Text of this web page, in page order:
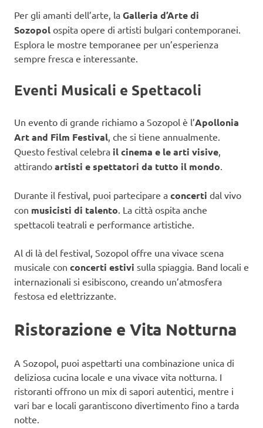
Per gli amanti dell’arte, la Galleria d’Arte di
Sozopol ospita opere di artisti bulgari contemporanei.
Esplora le mostre temporanee per un’esperienza
sempre fresca e interessante.
Eventi Musicali e Spettacoli
Un evento di grande richiamo a Sozopol è l’Apollonia
Art and Film Festival , che si tiene annualmente.
Questo festival celebra il cinema e le arti visive
attirando artisti e spettatori da tutto il mondo
Durante il festival, puoi partecipare a concerti dal vivo
con musicisti di talento . La città ospita anche
spettacoli teatrali e performance artistiche.
Al di là del festival, Sozopol offre una vivace scena
musicale con concerti estivi sulla spiaggia. Band locali e
internazionali si esibiscono, creando un’atmosfera
festosa ed elettrizzante.
Ristorazione e Vita Notturna
A Sozopol, puoi aspettarti una combinazione unica di
deliziosa cucina locale e una vivace vita notturna. I
ristoranti offrono un mix di sapori autentici, mentre i
vari bar e locali garantiscono divertimento fino a tarda
notte.